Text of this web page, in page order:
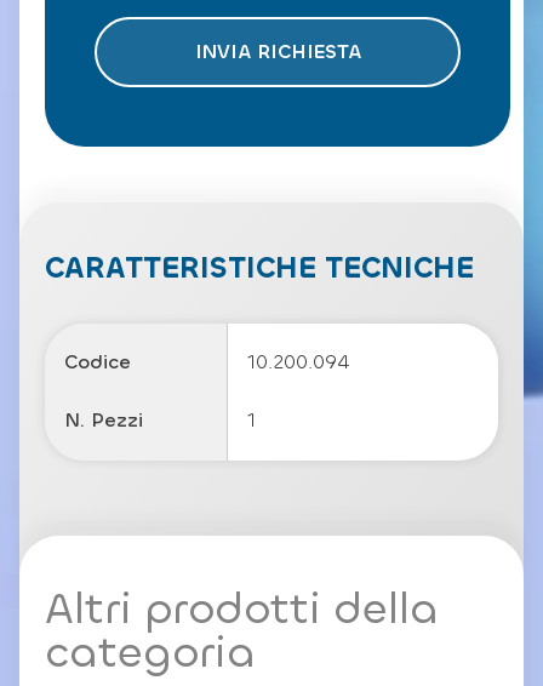
c
y
li
INVIA RICHIESTA
CARATTERISTICHE TECNICHE
Codice 10.200.094
N. Pezzi 1
Altri prodotti della
categoria